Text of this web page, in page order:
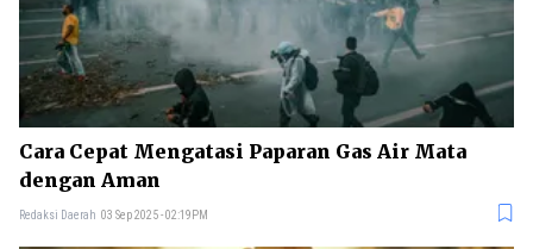
Cara Cepat Mengatasi Paparan Gas Air Mata
dengan Aman
Redaksi Daerah 03 Sep 2025 - 02:19PM